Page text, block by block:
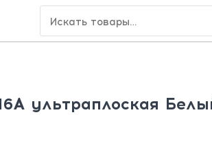
ультраплоская